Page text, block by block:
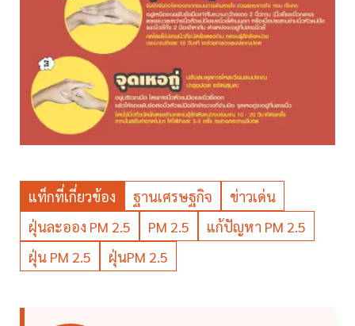
แท็กที่เกี่ยวข้อง ฐานเศรษฐกิจ
ข่าวเด่น
ฝุ่นละออง PM 2.5
PM 2.5
แก้ปัญหา PM 2.5
ฝุ่น PM 2.5
ฝุ่นPM 2.5